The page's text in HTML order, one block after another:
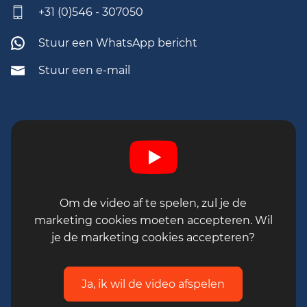
vanuit Almelo, Hengelo, Enschede,
Tubbergen en Oldenzaal.
Zin om aan de slag te gaan bij dit nuchtere
Mówimy również po polsku. Zapraszamy do
kontaktu pod nr tel. 0613933905.
+31 (0)546 - 307050
Stuur een WhatsApp bericht
Stuur een e-mail
Om de video af te spelen, zul je de
marketing cookies moeten accepteren. Wil
je de marketing cookies accepteren?
Ja, ik wil de video afspelen